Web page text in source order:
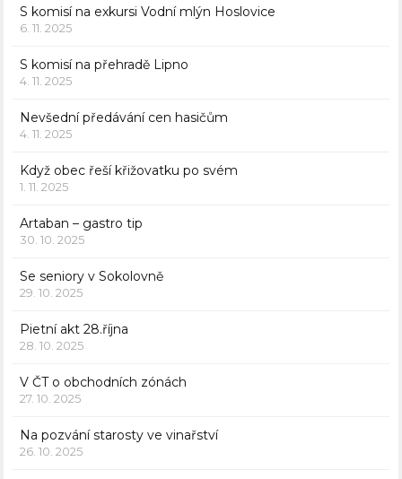
S komisí na exkursi Vodní mlýn Hoslovice
6. 11. 2025
S komisí na přehradě Lipno
4. 11. 2025
Nevšední předávání cen hasičům
4. 11. 2025
Když obec řeší křižovatku po svém
1. 11. 2025
Artaban – gastro tip
30. 10. 2025
Se seniory v Sokolovně
29. 10. 2025
Pietní akt 28.října
28. 10. 2025
V ČT o obchodních zónách
27. 10. 2025
Na pozvání starosty ve vinařství
26. 10. 2025